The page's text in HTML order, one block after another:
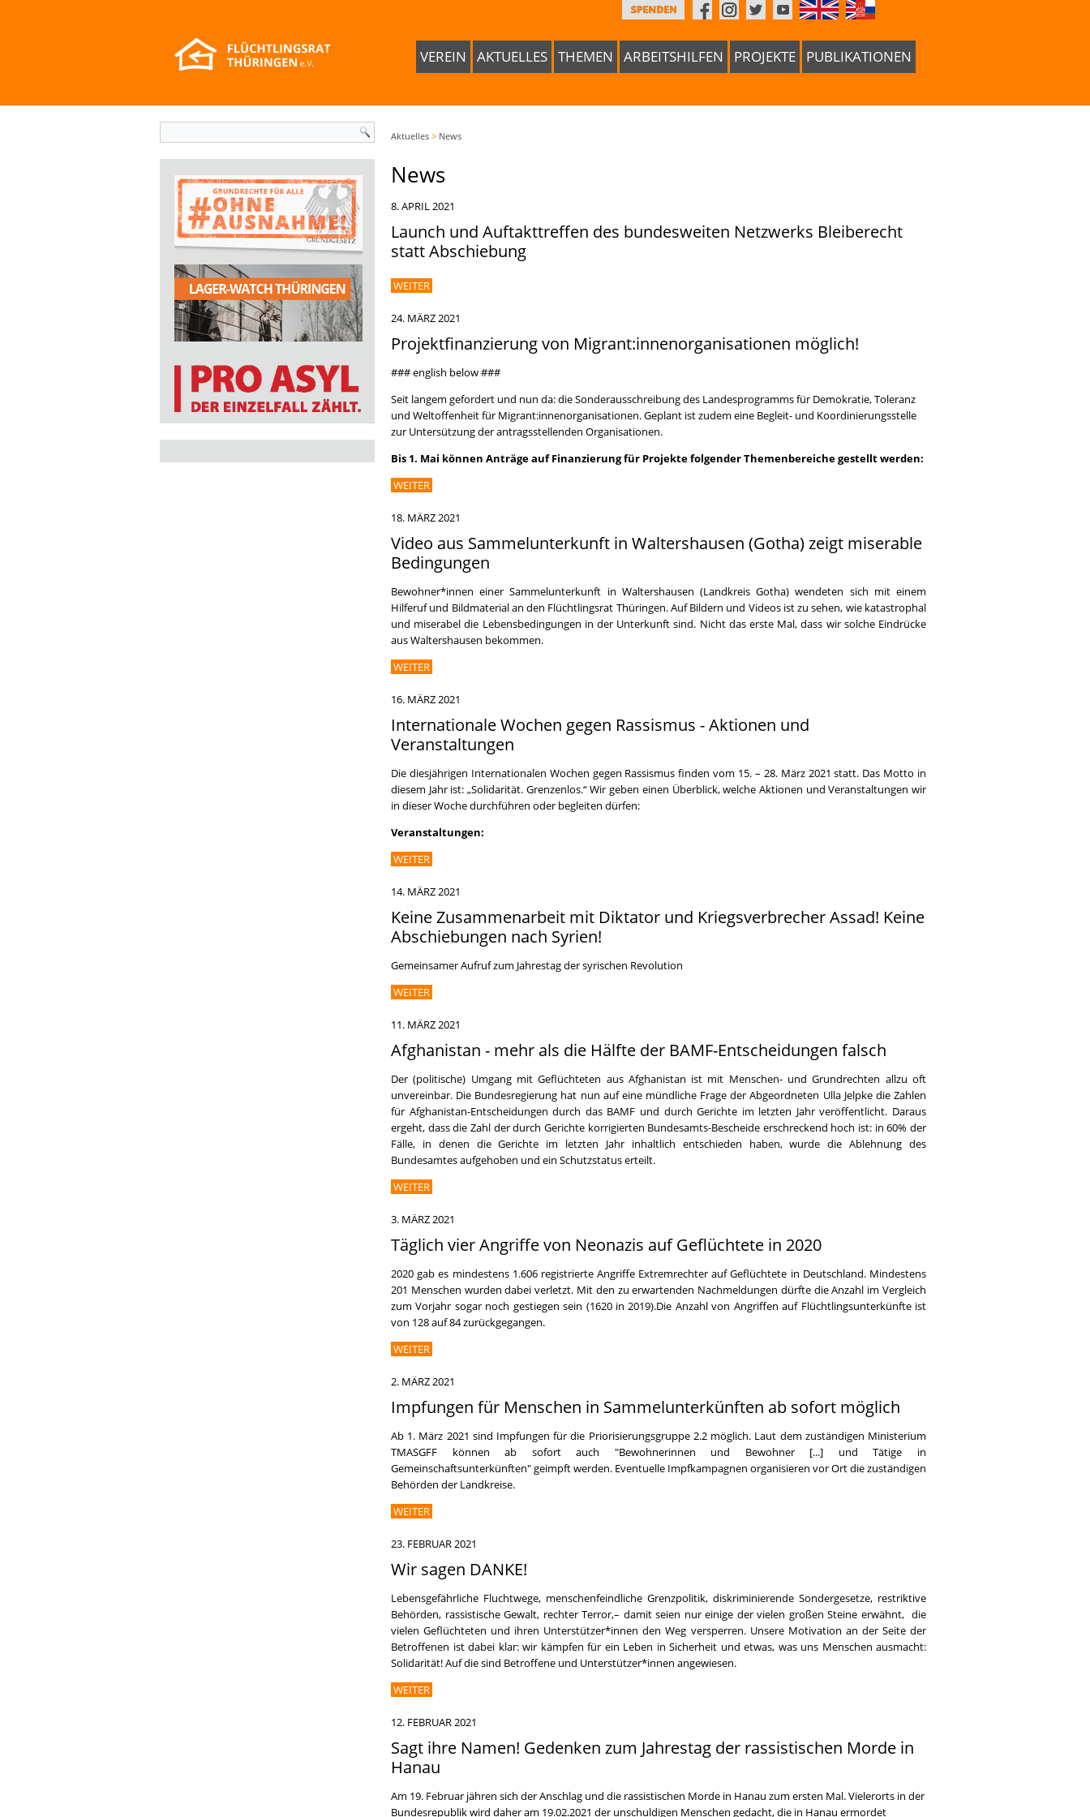
VEREIN AKTUELLES THEMEN ARBEITSHILFEN PROJEKTE PUBLIKATIONEN
Suchformular Aktuelles > News
News
8. APRIL 2021
Launch und Auftakttreffen des bundesweiten Netzwerks Bleiberecht
statt Abschiebung
WEITER
24. MÄRZ 2021
Projektfinanzierung von Migrant:innenorganisationen möglich!
### english below ###
Seit langem gefordert und nun da: die Sonderausschreibung des Landesprogramms für Demokratie, Toleranz
und Weltoffenheit für Migrant:innenorganisationen. Geplant ist zudem eine Begleit- und Koordinierungsstelle
zur Untersützung der antragsstellenden Organisationen.
Bis 1. Mai können Anträge auf Finanzierung für Projekte folgender Themenbereiche gestellt werden:
WEITER
18. MÄRZ 2021
Video aus Sammelunterkunft in Waltershausen (Gotha) zeigt miserable
Bedingungen
Bewohner*innen einer Sammelunterkunft in Waltershausen (Landkreis Gotha) wendeten sich mit einem
Hilferuf und Bildmaterial an den Flüchtlingsrat Thüringen. Auf Bildern und Videos ist zu sehen, wie katastrophal
und miserabel die Lebensbedingungen in der Unterkunft sind. Nicht das erste Mal, dass wir solche Eindrücke
aus Waltershausen bekommen.
WEITER
16. MÄRZ 2021
Internationale Wochen gegen Rassismus - Aktionen und
Veranstaltungen
Die diesjährigen Internationalen Wochen gegen Rassismus finden vom 15. – 28. März 2021 statt. Das Motto in
diesem Jahr ist: „Solidarität. Grenzenlos.“ Wir geben einen Überblick, welche Aktionen und Veranstaltungen wir
in dieser Woche durchführen oder begleiten dürfen:
Veranstaltungen:
WEITER
14. MÄRZ 2021
Keine Zusammenarbeit mit Diktator und Kriegsverbrecher Assad! Keine
Abschiebungen nach Syrien!
Gemeinsamer Aufruf zum Jahrestag der syrischen Revolution
WEITER
11. MÄRZ 2021
Afghanistan - mehr als die Hälfte der BAMF-Entscheidungen falsch
Der (politische) Umgang mit Geflüchteten aus Afghanistan ist mit Menschen- und Grundrechten allzu oft
unvereinbar. Die Bundesregierung hat nun auf eine mündliche Frage der Abgeordneten Ulla Jelpke die Zahlen
für Afghanistan-Entscheidungen durch das BAMF und durch Gerichte im letzten Jahr veröffentlicht. Daraus
ergeht, dass die Zahl der durch Gerichte korrigierten Bundesamts-Bescheide erschreckend hoch ist: in 60% der
Fälle, in denen die Gerichte im letzten Jahr inhaltlich entschieden haben, wurde die Ablehnung des
Bundesamtes aufgehoben und ein Schutzstatus erteilt.
WEITER
3. MÄRZ 2021
Täglich vier Angriffe von Neonazis auf Geflüchtete in 2020
2020 gab es mindestens 1.606 registrierte Angriffe Extremrechter auf Geflüchtete in Deutschland. Mindestens
201 Menschen wurden dabei verletzt. Mit den zu erwartenden Nachmeldungen dürfte die Anzahl im Vergleich
zum Vorjahr sogar noch gestiegen sein (1620 in 2019).Die Anzahl von Angriffen auf Flüchtlingsunterkünfte ist
von 128 auf 84 zurückgegangen.
WEITER
2. MÄRZ 2021
Impfungen für Menschen in Sammelunterkünften ab sofort möglich
Ab 1. März 2021 sind Impfungen für die Priorisierungsgruppe 2.2 möglich. Laut dem zuständigen Ministerium
TMASGFF können ab sofort auch "Bewohnerinnen und Bewohner [...] und Tätige in
Gemeinschaftsunterkünften" geimpft werden. Eventuelle Impfkampagnen organisieren vor Ort die zuständigen
Behörden der Landkreise.
WEITER
23. FEBRUAR 2021
Wir sagen DANKE!
Lebensgefährliche Fluchtwege, menschenfeindliche Grenzpolitik, diskriminierende Sondergesetze, restriktive
Behörden, rassistische Gewalt, rechter Terror,– damit seien nur einige der vielen großen Steine erwähnt, die
vielen Geflüchteten und ihren Unterstützer*innen den Weg versperren. Unsere Motivation an der Seite der
Betroffenen ist dabei klar: wir kämpfen für ein Leben in Sicherheit und etwas, was uns Menschen ausmacht:
Solidarität! Auf die sind Betroffene und Unterstützer*innen angewiesen.
WEITER
12. FEBRUAR 2021
Sagt ihre Namen! Gedenken zum Jahrestag der rassistischen Morde in
Hanau
Am 19. Februar jähren sich der Anschlag und die rassistischen Morde in Hanau zum ersten Mal. Vielerorts in der
Bundesrepublik wird daher am 19.02.2021 der unschuldigen Menschen gedacht, die in Hanau ermordet